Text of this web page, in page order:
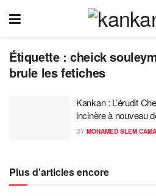
Étiquette :cheick
brule les fetiches
Kankan : L’érudit
incinère à nouveau
BY MOHAMED SLEM
Plus d'articles encore